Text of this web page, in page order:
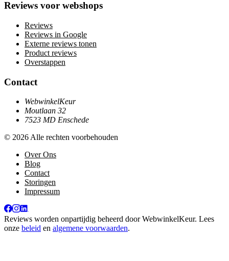
Reviews voor webshops
Reviews
Reviews in Google
Externe reviews tonen
Product reviews
Overstappen
Contact
WebwinkelKeur
Moutlaan 32
7523 MD Enschede
© 2026 Alle rechten voorbehouden
Over Ons
Blog
Contact
Storingen
Impressum
Reviews worden onpartijdig beheerd doorWebwinkelKeur. Lees
onze beleid en algemene voorwaarden.